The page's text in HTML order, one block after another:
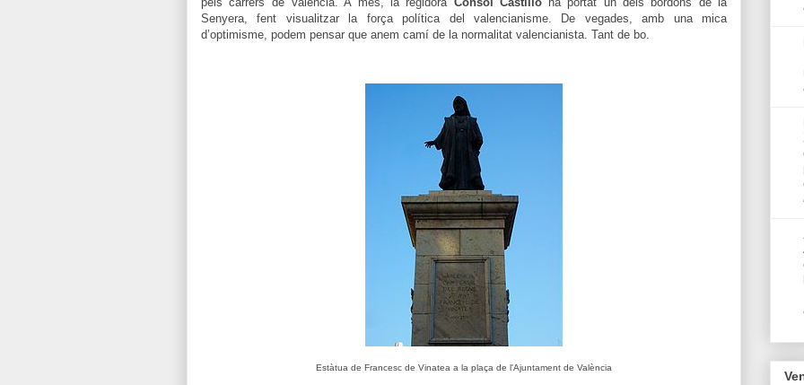
Senyera, fent visualitzar la força política del valencianisme. De vegades, amb una mica
d’optimisme, podem pensar que anem camí de la normalitat valencianista. Tant de bo.
Estàtua de Francesc de Vinatea a la plaça de l'Ajuntament de València